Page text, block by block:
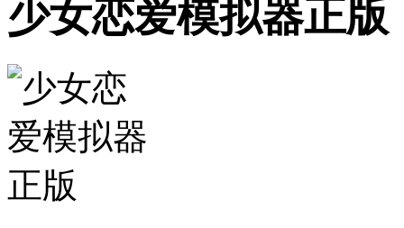
少女恋爱模拟器正版